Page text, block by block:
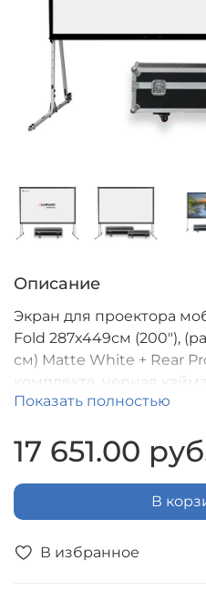
В избранное
Описание
Экран для проектора
Fold 287x449см (200"),
см) Matte White + Rear
комплекте, черная
поставляется в
Показать полностью
17 651.00
В